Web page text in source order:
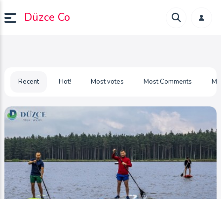
Düzce Co
Recent Hot! Most votes Most Comments